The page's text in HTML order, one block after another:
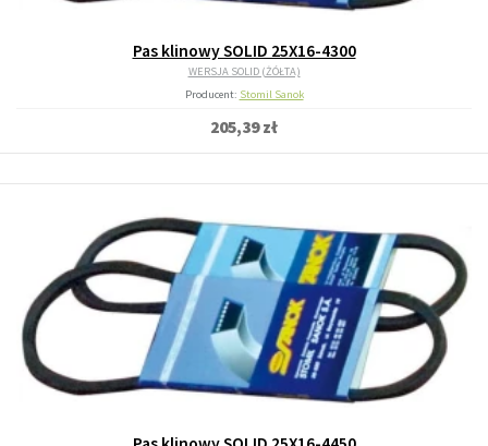
Pas klinowy SOLID 25X16-4300
WERSJA SOLID (ŻÓŁTA)
Producent: Stomil Sanok
205,39 zł